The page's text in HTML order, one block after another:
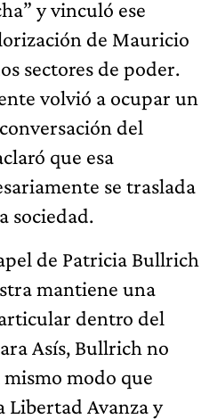
y vinculó ese
de Mauricio
sectores de poder.
volvió a ocupar un
del
que esa
se traslada
sociedad.
de Patricia Bullrich
mantiene una
dentro del
Asís, Bullrich no
modo que
Libertad Avanza y